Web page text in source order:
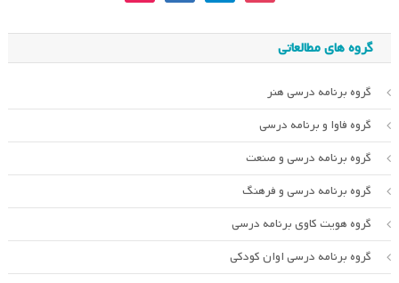
گروه های مطالعاتی
گروه برنامه درسی هنر
گروه فاوا و برنامه درسی
گروه برنامه درسی و صنعت
گروه برنامه درسی و فرهنگ
گروه هویت کاوی برنامه درسی
گروه برنامه درسی اوان کودکی